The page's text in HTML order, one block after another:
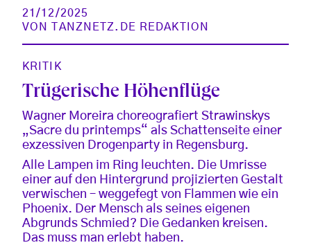
21/12/2025
VON
TANZNETZ.DE REDAKTION
KRITIK
Trügerische Höhenflüge
Wagner Moreira choreografiert Strawinskys
„Sacre du printemps“ als Schattenseite einer
exzessiven Drogenparty in Regensburg.
Alle Lampen im Ring leuchten. Die Umrisse
einer auf den Hintergrund projizierten Gestalt
verwischen – weggefegt von Flammen wie ein
Phoenix. Der Mensch als seines eigenen
Abgrunds Schmied? Die Gedanken kreisen.
Das muss man erlebt haben.